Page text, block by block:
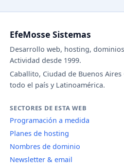
EfeMosse Sistemas
Desarrollo web, hosting,
Actividad desde 1999.
Caballito, Ciudad de Buenos Aires
todo el país y Latinoamérica.
SECTORES DE ESTA WEB
Programación a medida
Planes de hosting
Nombres de dominio
Newsletter & email